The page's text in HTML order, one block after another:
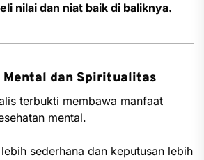
nilai dan niat baik di baliknya.
Mental dan Spiritualitas
terbukti membawa manfaat
mental.
sederhana dan keputusan lebih